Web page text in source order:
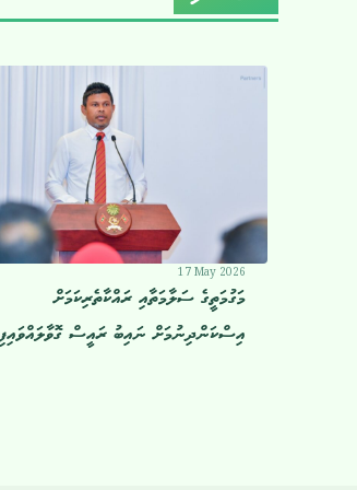
17 May 2026
މަގުމަތީގެ ސަލާމަތާއި ރައްކާތެރިކަމަށް
އިސްކަންދިނުމަށް ނައިބު ރައީސް ގޮވާލައްވައިފި